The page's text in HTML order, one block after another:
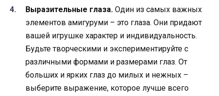
Выразительные глаза. Один из самых важных
элементов амигуруми – это глаза. Они придают
вашей игрушке характер и индивидуальность.
Будьте творческими и экспериментируйте с
различными формами и размерами глаз. От
больших и ярких глаз до милых и нежных –
выберите выражение, которое лучше всего